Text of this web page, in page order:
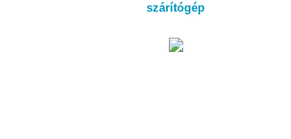
szárítógép